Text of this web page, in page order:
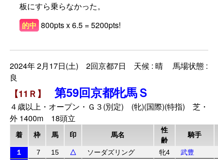
板にすら乗らなかった。
的中 800pts x 6.5 = 5200pts!
2024年 2月17日(土) 2回京都7日 天候 : 晴 馬場状態 :
良
【11Ｒ】 第59回京都牝馬Ｓ
４歳以上・オープン・Ｇ３(別定) (牝)(国際)(特指) 芝・
外 1400m 18頭立
着 枠 馬 印 馬名
性
齢
騎手
１ 7 15 △ ソーダズリング 牝4
武豊